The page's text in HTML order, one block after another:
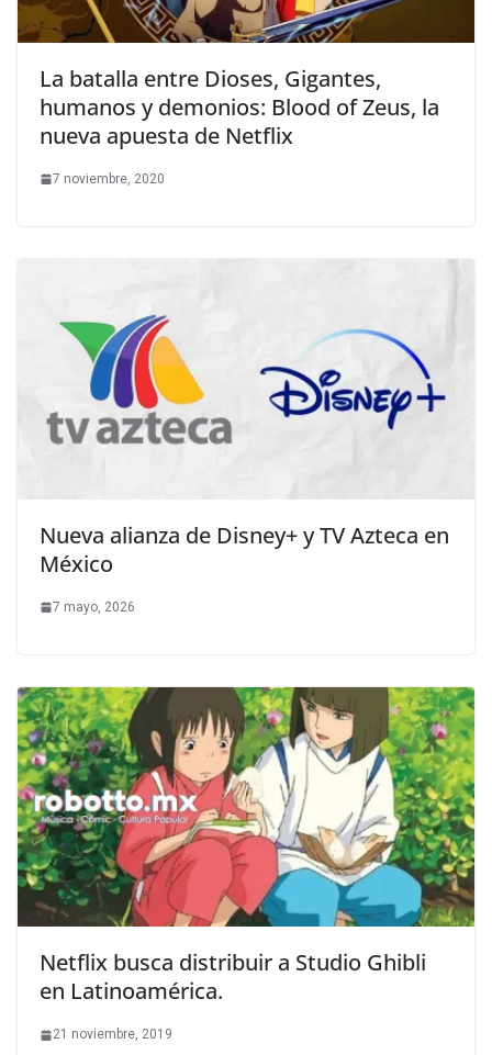
La batalla entre Dioses, Gigantes,
humanos y demonios: Blood of Zeus, la
nueva apuesta de Netflix
7 noviembre, 2020
Nueva alianza de Disney+ y TV Azteca en
México
7 mayo, 2026
Netflix busca distribuir a Studio Ghibli
en Latinoamérica.
21 noviembre, 2019